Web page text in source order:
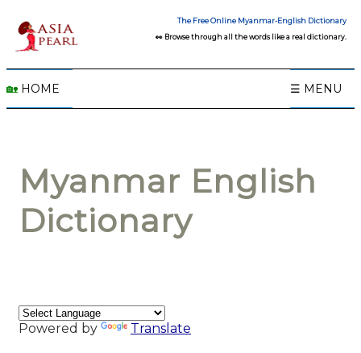
The Free Online Myanmar-English Dictionary
👀 Browse through all the words like a real dictionary.
🏡 HOME ☰ MENU
Myanmar English
Dictionary
Powered by Translate